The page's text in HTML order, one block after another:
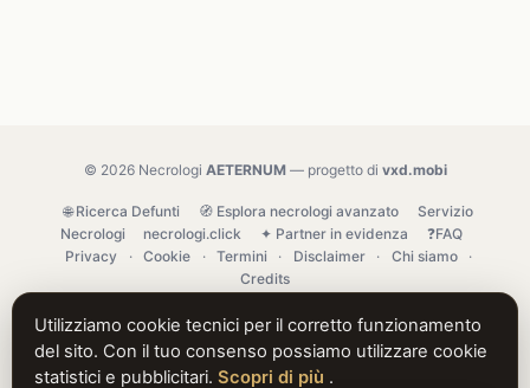
© 2026 Necrologi AETERNUM— progetto di vxd.mobi
🌐 Ricerca Defunti 🧭 Esplora necrologi avanzato
Servizio
Necrologi
necrologi.click ✦ Partner in evidenza
❓FAQ
Privacy
· Cookie · Termini · Disclaimer · Chi siamo
·
Credits
Utilizziamo cookie tecnici per il corretto funzionamento
del sito. Con il tuo consenso possiamo utilizzare cookie
statistici e pubblicitari. Scopri di più .